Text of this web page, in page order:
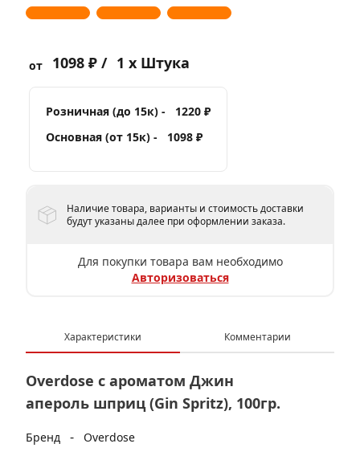
от 1098 ₽ / 1 x Штука
Розничная (до 15к) -
1220 ₽
Основная (от 15к) -
1098 ₽
Наличие товара, варианты и стоимость доставки
будут указаны далее при оформлении заказа.
Для покупки товара вам необходимо
Авторизоваться
Характеристики Комментарии
Overdose с ароматом Джин
апероль шприц (Gin Spritz), 100гр.
Бренд -
Overdose